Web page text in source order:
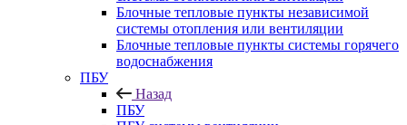
Блочные тепловые пункты независимой
системы отопления или вентиляции
Блочные тепловые пункты системы горячего
водоснабжения
ПБУ
Назад
ПБУ